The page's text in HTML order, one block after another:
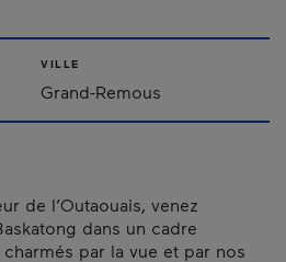
VILLE
Grand-Remous
de l’Outaouais, venez
dans un cadre
par la vue et par nos